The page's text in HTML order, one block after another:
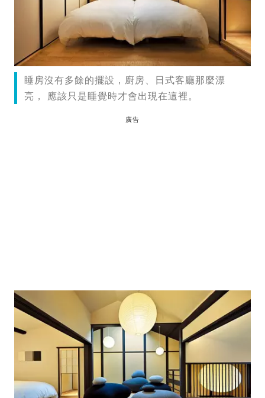
睡房沒有多餘的擺設，廚房、日式客廳那麼漂
亮， 應該只是睡覺時才會出現在這裡。
廣告